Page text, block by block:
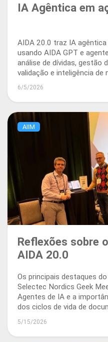
IA Agêntica em
AIDA 20.0 traz IA
usando AIDA GPT e
análise de dívidas, gestão
validação e inteligência de
6/5/2026
AIIM
Reflexões sobre
AIDA 20.0
Os principais destaques
Selectec Nordics Geek
Agentes de IA e a
dos ciclos de vida de
5/15/2026